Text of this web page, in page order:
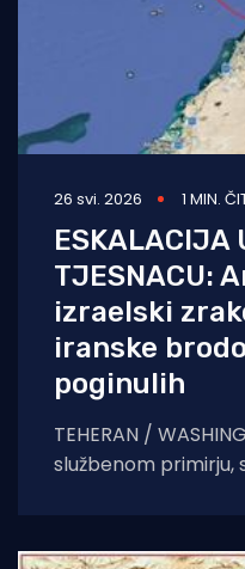
26 svi. 2026 1 MIN.
ESKALACIJA
TJESNACU:
izraelski
iranske
poginulih
TEHERAN /
službenom primirju,